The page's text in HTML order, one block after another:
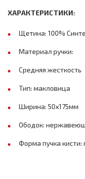
ХАРАКТЕРИСТИКИ:
Щетина: 100%
Материал ручки:
Средняя жесткость
Тип: макловица
Ширина: 50х175мм
Ободок:
Форма пучка кисти: